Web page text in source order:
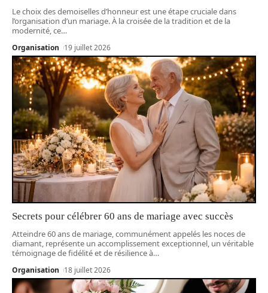
Le choix des demoiselles d’honneur est une étape cruciale dans
l’organisation d’un mariage. À la croisée de la tradition et de la
modernité, ce…
Organisation 19 juillet 2026
Secrets pour célébrer 60 ans de mariage avec succès
Atteindre 60 ans de mariage, communément appelés les noces de
diamant, représente un accomplissement exceptionnel, un véritable
témoignage de fidélité et de résilience à…
Organisation 18 juillet 2026